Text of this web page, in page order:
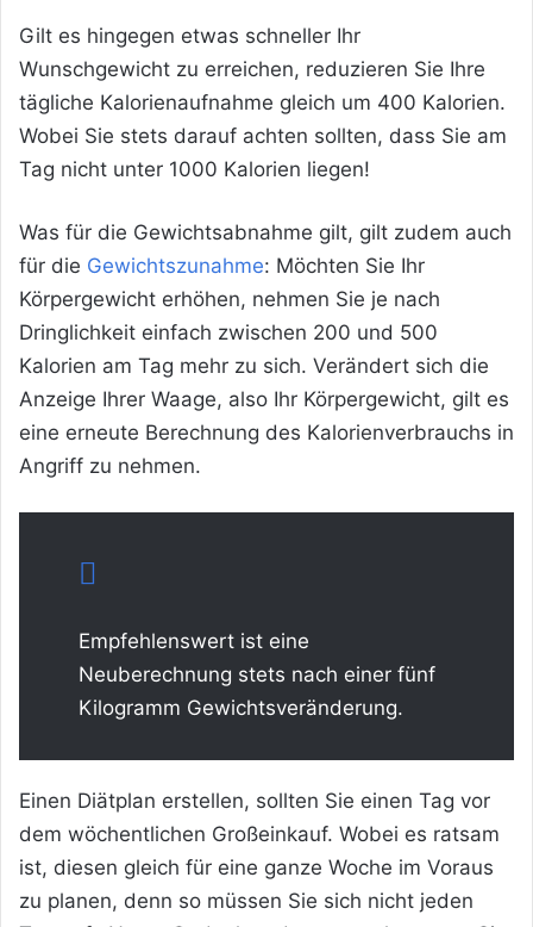
Gilt es hingegen etwas schneller Ihr
Wunschgewicht zu erreichen, reduzieren Sie Ihre
tägliche Kalorienaufnahme gleich um 400 Kalorien.
Wobei Sie stets darauf achten sollten, dass Sie am
Tag nicht unter 1000 Kalorien liegen!
Was für die Gewichtsabnahme gilt, gilt zudem auch
für die Gewichtszunahme: Möchten Sie Ihr
Körpergewicht erhöhen, nehmen Sie je nach
Dringlichkeit einfach zwischen 200 und 500
Kalorien am Tag mehr zu sich. Verändert sich die
Anzeige Ihrer Waage, also Ihr Körpergewicht, gilt es
eine erneute Berechnung des Kalorienverbrauchs in
Angriff zu nehmen.
Empfehlenswert ist eine
Neuberechnung stets nach einer fünf
Kilogramm Gewichtsveränderung.
Einen Diätplan erstellen, sollten Sie einen Tag vor
dem wöchentlichen Großeinkauf. Wobei es ratsam
ist, diesen gleich für eine ganze Woche im Voraus
zu planen, denn so müssen Sie sich nicht jeden